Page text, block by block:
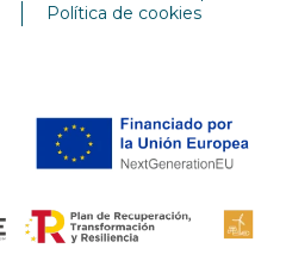
Política de cookies